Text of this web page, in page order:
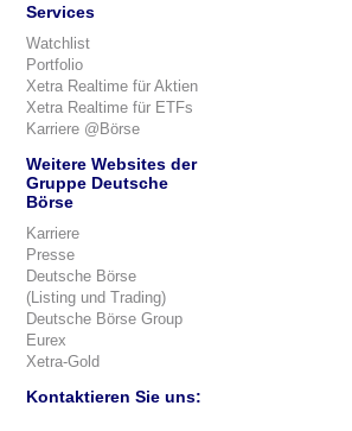
Services
Watchlist
Portfolio
Xetra Realtime für Aktien
Xetra Realtime für ETFs
Karriere @Börse
Weitere Websites der
Gruppe Deutsche
Börse
Karriere
Presse
Deutsche Börse
(Listing und Trading)
Deutsche Börse Group
Eurex
Xetra-Gold
Kontaktieren Sie uns: